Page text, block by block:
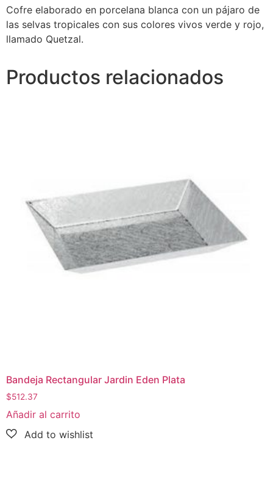
Cofre elaborado en porcelana blanca con un pájaro de
las selvas tropicales con sus colores vivos verde y rojo,
llamado Quetzal.
Productos relacionados
Bandeja Rectangular Jardin Eden Plata
$512.37
Añadir al carrito